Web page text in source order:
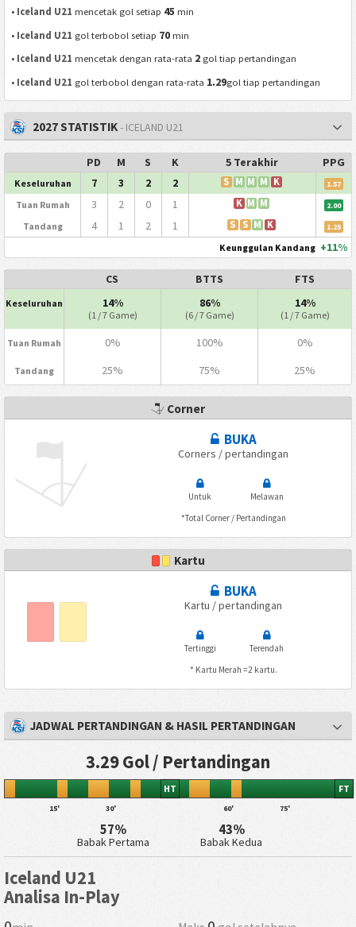
• Iceland U21 mencetak gol setiap 45 min
• Iceland U21 gol terbobol setiap 70 min
• Iceland U21 mencetak dengan rata-rata 2 gol tiap pertandingan
• Iceland U21 gol terbobol dengan rata-rata 1.29gol tiap pertandingan
2027 STATISTIK- ICELAND U21
PD M S K 5 Terakhir PPG
Keseluruhan 7 3 2 2 S M M M K 1.57
Tuan Rumah 3 2 0 1 K M M 2.00
Tandang 4 1 2 1 S S M K 1.25
Keunggulan Kandang +11%
CS BTTS FTS
Keseluruhan 14%
(1 / 7 Game)
86%
(6 / 7 Game)
14%
(1 / 7 Game)
Tuan Rumah 0% 100% 0%
Tandang 25% 75% 25%
Corner
BUKA
Corners / pertandingan
Untuk
Melawan
*Total Corner / Pertandingan
Kartu
BUKA
Kartu / pertandingan
Tertinggi
Terendah
* Kartu Merah =2 kartu.
JADWAL PERTANDINGAN & HASIL PERTANDINGAN
3.29 Gol / Pertandingan
15' 30'
HT
60' 75'
FT
57%
Babak Pertama
43%
Babak Kedua
Iceland U21
Analisa In-Play